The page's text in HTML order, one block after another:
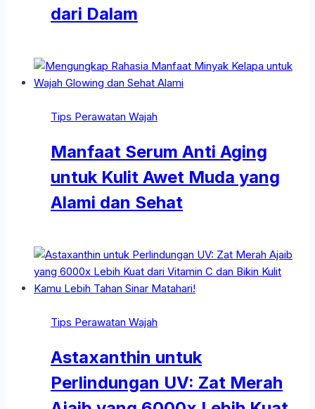
dari Dalam
Tips Perawatan Wajah
Manfaat Serum Anti Aging
untuk Kulit Awet Muda yang
Alami dan Sehat
Tips Perawatan Wajah
Astaxanthin untuk
Perlindungan UV: Zat Merah